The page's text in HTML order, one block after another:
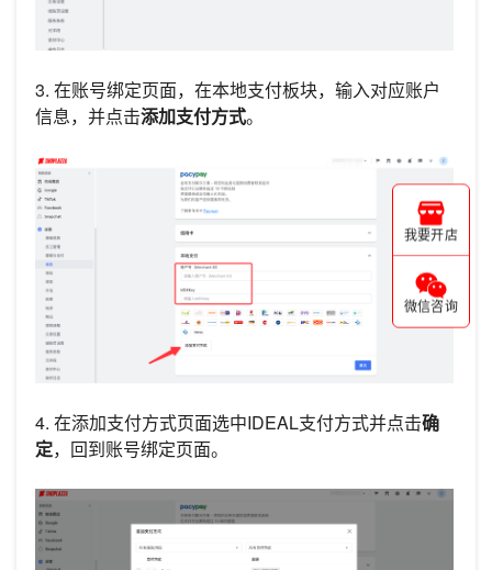
3. 在账号绑定页面，在本地支付板块，输入对应账户
信息，并点击添加支付方式。
4. 在添加支付方式页面选中IDEAL支付方式并点击确
定，回到账号绑定页面。
我要开店
微信咨询